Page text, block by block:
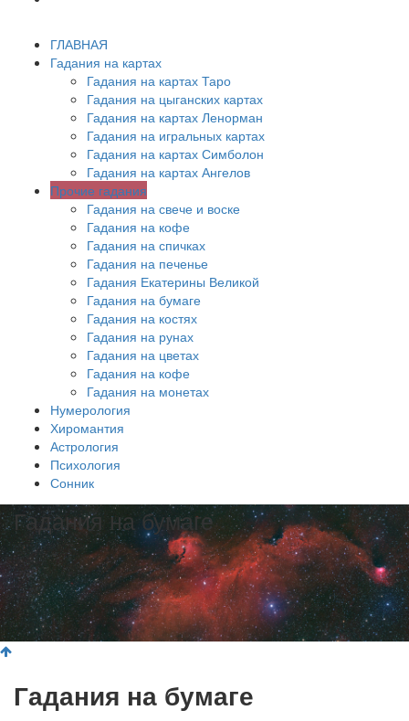
ГЛАВНАЯ
Гадания на картах
Гадания на картах Таро
Гадания на цыганских картах
Гадания на картах Ленорман
Гадания на игральных картах
Гадания на картах Симболон
Гадания на картах Ангелов
Прочие гадания
Гадания на свече и воске
Гадания на кофе
Гадания на спичках
Гадания на печенье
Гадания Екатерины Великой
Гадания на бумаге
Гадания на костях
Гадания на рунах
Гадания на цветах
Гадания на кофе
Гадания на монетах
Нумерология
Хиромантия
Астрология
Психология
Сонник
Гадания на бумаге
Гадания на бумаге